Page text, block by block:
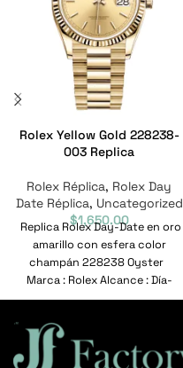
Rolex Yellow Gold 228238-
003 Replica
Rolex Réplica, Rolex Day
Date Réplica, Uncategorized
$1,650.00
Replica Rolex Day-Date en oro
amarillo con esfera color
champán 228238 Oyster
Marca : Rolex Alcance : Día-
Fecha Modelo